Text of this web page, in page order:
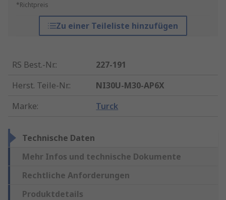
*Richtpreis
Zu einer Teileliste hinzufügen
RS Best.-Nr.:
227-191
Herst. Teile-Nr.:
NI30U-M30-AP6X
Marke: Turck
Technische Daten
Mehr Infos und technische Dokumente
Rechtliche Anforderungen
Produktdetails